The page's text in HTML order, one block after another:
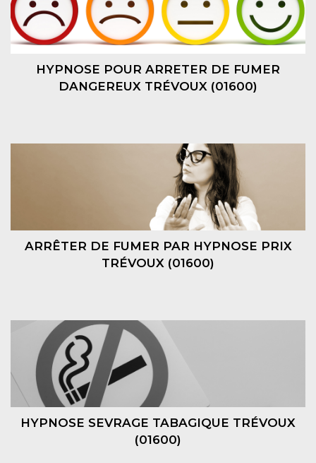
HYPNOSE POUR ARRETER DE FUMER
DANGEREUX TRÉVOUX (01600)
ARRÊTER DE FUMER PAR HYPNOSE PRIX
TRÉVOUX (01600)
HYPNOSE SEVRAGE TABAGIQUE TRÉVOUX
(01600)